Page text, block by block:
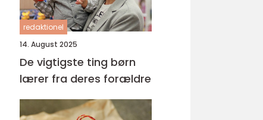
redaktionel
14. August 2025
De vigtigste ting børn
lærer fra deres forældre